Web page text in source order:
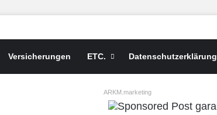
Versicherungen ETC. Datenschutzerklärung
ARKM.marketing